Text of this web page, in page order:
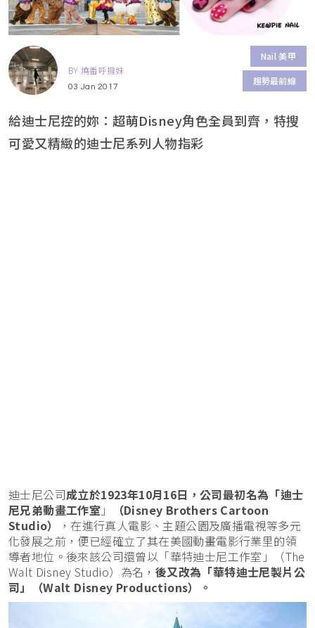
Nail 美甲
趨勢最前線
BY 燒番呼攏妹
03 Jan 2017
給迪士尼控的妳：超萌Disney角色全員到齊，特搜
可愛又精緻的迪士尼系列人物指彩
迪士尼公司成立於1923年10月16日，公司最初名為「迪士
尼兄弟動畫工作室 」
（Disney Brothers Cartoon
Studio）
，在進行真人電影、主題公園及廣播電視等多元
化發展之前，便已經確立了其在美國動畫電影行業里的領
導者地位。後來該公司還曾以「華特迪士尼工作室」（The
Walt Disney Studio）為名， 後又改為「華特迪士尼製片公
司」（Walt Disney Productions）。